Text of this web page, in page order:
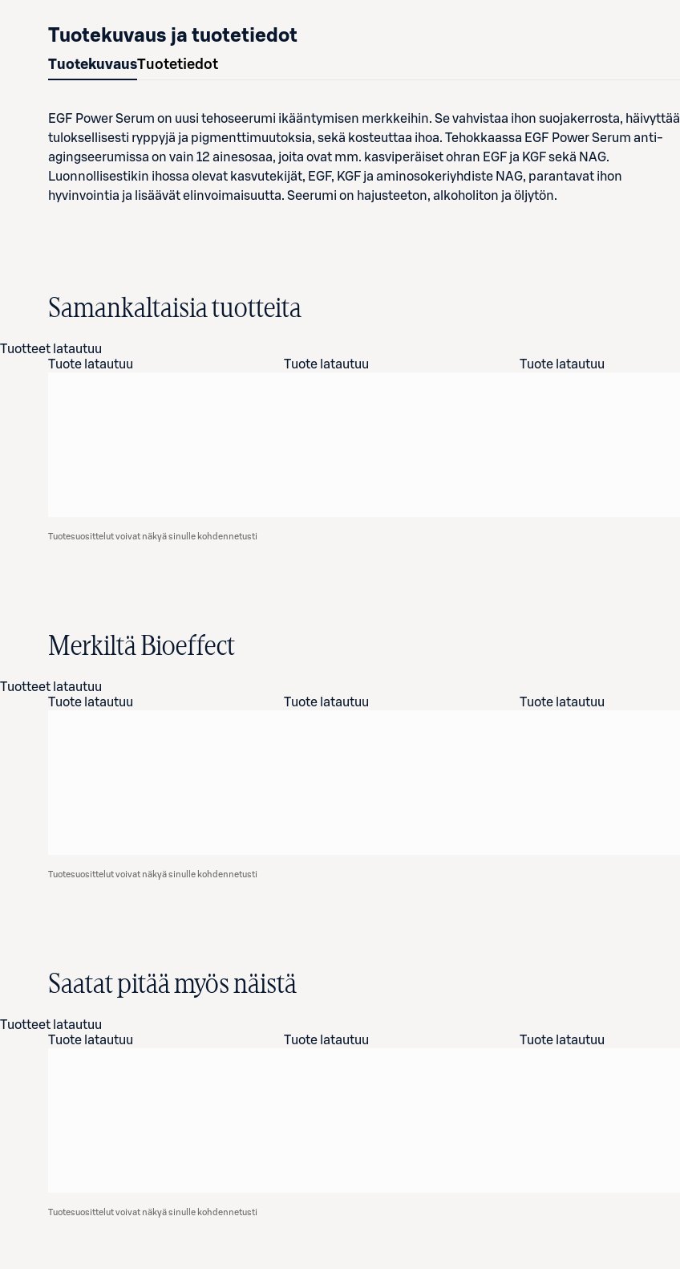
Tuotekuvaus ja tuotetiedot
TuotekuvausTuotetiedot
EGF Power Serum on uusi tehoseerumi ikääntymisen merkkeihin. Se vahvistaa ihon suojakerrosta, häivyttää
tuloksellisesti ryppyjä ja pigmenttimuutoksia, sekä kosteuttaa ihoa. Tehokkaassa EGF Power Serum anti-
agingseerumissa on vain 12 ainesosaa, joita ovat mm. kasviperäiset ohran EGF ja KGF sekä NAG.
Luonnollisestikin ihossa olevat kasvutekijät, EGF, KGF ja aminosokeriyhdiste NAG, parantavat ihon
hyvinvointia ja lisäävät elinvoimaisuutta. Seerumi on hajusteeton, alkoholiton ja öljytön.
Samankaltaisia tuotteita
Tuotteet latautuu
Tuote latautuu
Tuote latautuu Tuote latautuu
Tuotesuosittelut voivat näkyä sinulle kohdennetusti
Merkiltä Bioeffect
Tuotteet latautuu
Tuote latautuu
Tuote latautuu Tuote latautuu
Tuotesuosittelut voivat näkyä sinulle kohdennetusti
Saatat pitää myös näistä
Tuotteet latautuu
Tuote latautuu
Tuote latautuu Tuote latautuu
Tuotesuosittelut voivat näkyä sinulle kohdennetusti